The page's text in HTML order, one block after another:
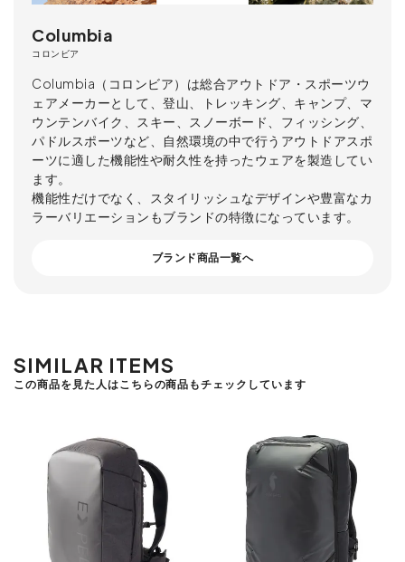
Columbia
コロンビア
Columbia（コロンビア）は総合アウトドア・スポーツウ
ェアメーカーとして、登山、トレッキング、キャンプ、マ
ウンテンバイク、スキー、スノーボード、フィッシング、
パドルスポーツなど、自然環境の中で行うアウトドアスポ
ーツに適した機能性や耐久性を持ったウェアを製造してい
ます。
機能性だけでなく、スタイリッシュなデザインや豊富なカ
ラーバリエーションもブランドの特徴になっています。
ブランド商品一覧へ
SIMILAR ITEMS
この商品を見た人はこちらの商品もチェックしています